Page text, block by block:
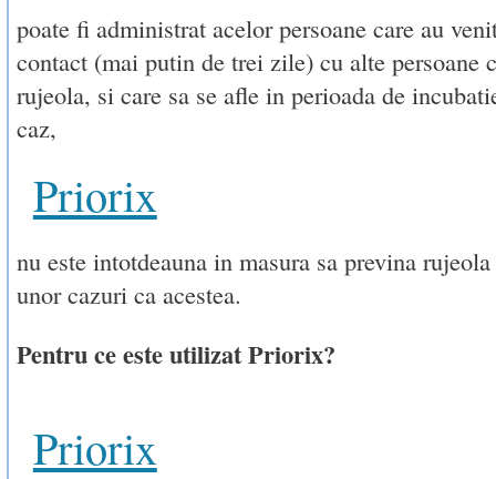
poate fi administrat acelor persoane care au
contact (mai putin de trei zile) cu alte persoane
rujeola, si care sa se afle in perioada de
caz,
Priorix
nu este intotdeauna in masura sa previna
unor cazuri ca acestea.
Pentru ce este utilizat Priorix?
Priorix